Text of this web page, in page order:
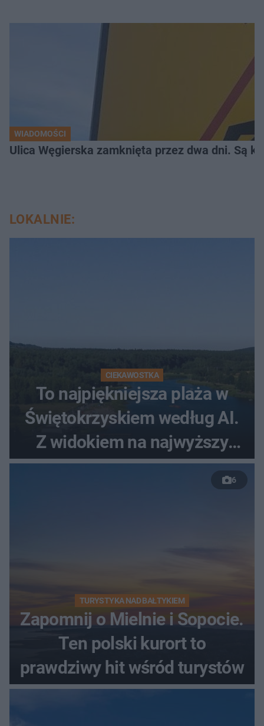
WIADOMOŚCI
Ulica Węgierska zamknięta przez dwa dni. Są
LOKALNIE:
CIEKAWOSTKA
To najpiękniejsza plaża w
Świętokrzyskiem według AI.
Z widokiem na najwyższy
szczyt Gór Świętokrzyskich
6
TURYSTYKA NAD BAŁTYKIEM
Zapomnij o Mielnie i Sopocie.
Ten polski kurort to
prawdziwy hit wśród turystów